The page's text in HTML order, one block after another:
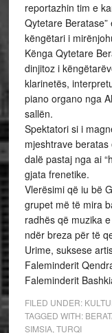
reportazhin tim e
Qytetare
këngëtari i
Kënga Qytetare
dinjitoz i
klarinetës,
piano organo nga
sallën.
Spektatori si i
mjeshtrave
dalë pastaj nga ai
gjata frenetike.
Vlerësimi që iu bë
grupet më të mira
radhës që muzika
ndër breza për të
Urime, suksese
Faleminderit
Faleminderit
FILED UNDER:
TAGGED WITH:
SIMSIA, TURQI